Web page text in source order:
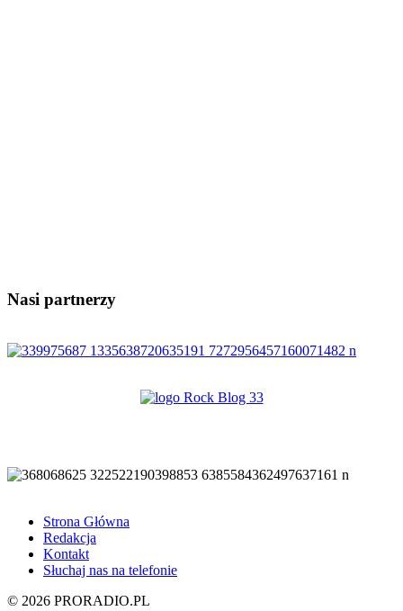
Nasi partnerzy
Strona Główna
Redakcja
Kontakt
Słuchaj nas na telefonie
© 2026 PRORADIO.PL